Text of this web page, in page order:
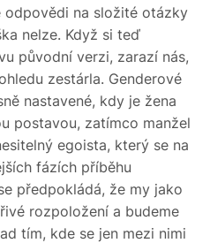
na složité otázky
nelze. Když si teď
původní verzi, zarazí nás,
zestárla. Genderové
nastavené, kdy je žena
postavou, zatímco manžel
egoista, který se na
fázích příběhu
předpokládá, že my jako
rozpoložení a budeme
tím, kde se jen mezi nimi